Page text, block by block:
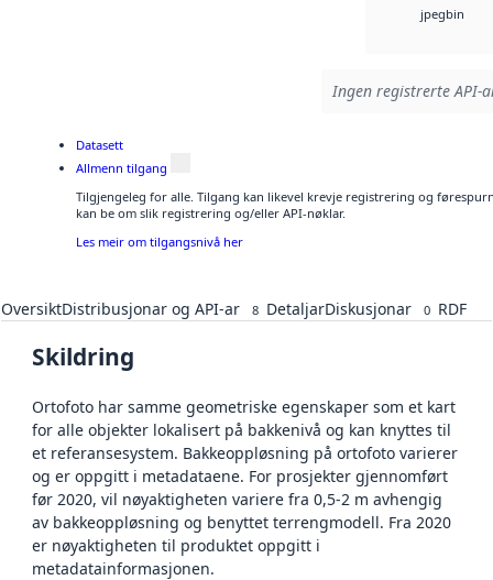
jpegbin
Ingen registrerte API-
Datasett
Allmenn tilgang
Tilgjengeleg for alle. Tilgang kan likevel krevje registrering og
kan be om slik registrering og/eller API-nøklar.
Les meir om tilgangsnivå her
OversiktDistribusjonar og API-ar 8 DetaljarDiskusjonar 0 RDF
Skildring
Ortofoto har samme geometriske egenskaper som et kart
for alle objekter lokalisert på bakkenivå og kan knyttes til
et referansesystem. Bakkeoppløsning på ortofoto varierer
og er oppgitt i metadataene. For prosjekter gjennomført
før 2020, vil nøyaktigheten variere fra 0,5-2 m avhengig
av bakkeoppløsning og benyttet terrengmodell. Fra 2020
er nøyaktigheten til produktet oppgitt i
metadatainformasjonen.